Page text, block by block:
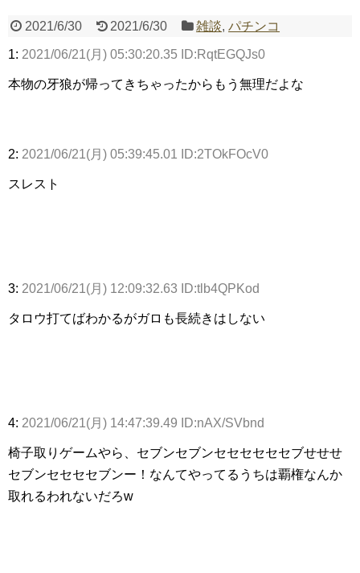
2021/6/30 2021/6/30 雑談,パチンコ
1: 2021/06/21(月) 05:30:20.35 ID:RqtEGQJs0
本物の牙狼が帰ってきちゃったからもう無理だよな
2: 2021/06/21(月) 05:39:45.01 ID:2TOkFOcV0
スレスト
3: 2021/06/21(月) 12:09:32.63 ID:tlb4QPKod
タロウ打てばわかるがガロも長続きはしない
4: 2021/06/21(月) 14:47:39.49 ID:nAX/SVbnd
椅子取りゲームやら、セブンセブンセセセセセセブせせせ
セブンセセセセブンー！なんてやってるうちは覇権なんか
取れるわれないだろw